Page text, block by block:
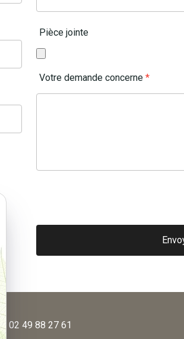
Pièce jointe
Votre demande concerne *
02 49 88 27 61